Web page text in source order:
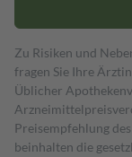
Zu Risiken und
fragen Sie Ihre
Üblicher
Preisempfehlung
beinhalten die